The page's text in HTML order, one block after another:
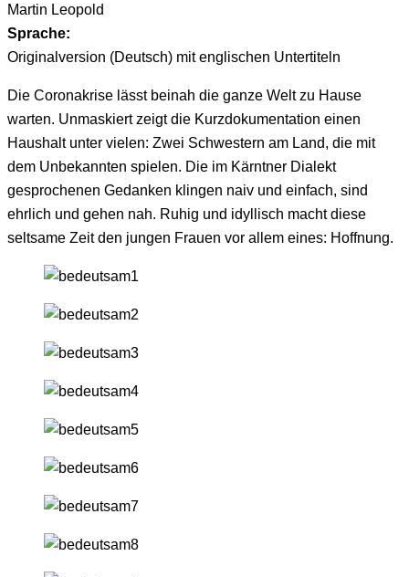
Martin Leopold
Sprache:
Originalversion (Deutsch) mit englischen Untertiteln
Die Coronakrise lässt beinah die ganze Welt zu Hause
warten. Unmaskiert zeigt die Kurzdokumentation einen
Haushalt unter vielen: Zwei Schwestern am Land, die mit
dem Unbekannten spielen. Die im Kärntner Dialekt
gesprochenen Gedanken klingen naiv und einfach, sind
ehrlich und gehen nah. Ruhig und idyllisch macht diese
seltsame Zeit den jungen Frauen vor allem eines: Hoffnung.